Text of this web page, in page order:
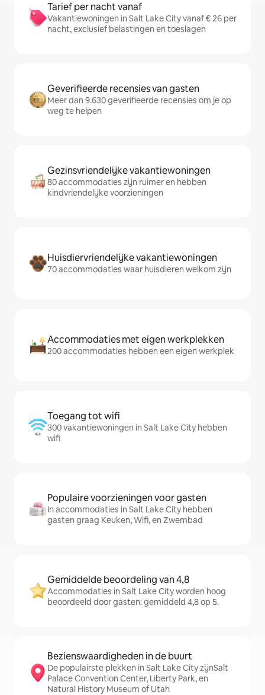
Tarief per nacht vanaf
Vakantiewoningen in Salt Lake City vanaf € 26 per
nacht, exclusief belastingen en toeslagen
Geverifieerde recensies van gasten
Meer dan 9.630 geverifieerde recensies om je op
weg te helpen
Gezinsvriendelijke vakantiewoningen
80 accommodaties zijn ruimer en hebben
kindvriendelijke voorzieningen
Huisdiervriendelijke vakantiewoningen
70 accommodaties waar huisdieren welkom zijn
Accommodaties met eigen werkplekken
200 accommodaties hebben een eigen werkplek
Toegang tot wifi
300 vakantiewoningen in Salt Lake City hebben
wifi
Populaire voorzieningen voor gasten
In accommodaties in Salt Lake City hebben
gasten graag Keuken, Wifi, en Zwembad
Gemiddelde beoordeling van 4,8
Accommodaties in Salt Lake City worden hoog
beoordeeld door gasten: gemiddeld 4,8 op 5.
Bezienswaardigheden in de buurt
De populairste plekken in Salt Lake City zijnSalt
Palace Convention Center, Liberty Park, en
Natural History Museum of Utah